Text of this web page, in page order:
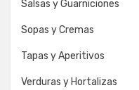
Salsas y Guarniciones
Sopas y Cremas
Tapas y Aperitivos
Verduras y Hortalizas